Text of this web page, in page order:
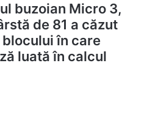
buzoian Micro 3,
de 81 a căzut
în care
luată în calcul